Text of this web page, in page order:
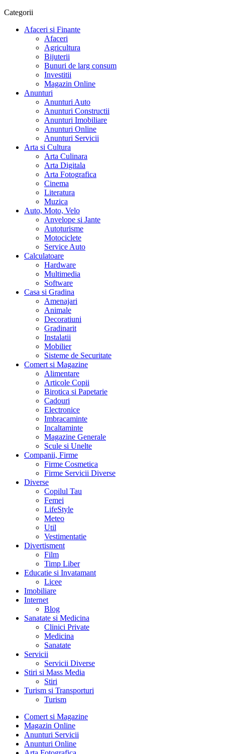
Categorii
Afaceri si Finante
Afaceri
Agricultura
Bijuterii
Bunuri de larg consum
Investitii
Magazin Online
Anunturi
Anunturi Auto
Anunturi Constructii
Anunturi Imobiliare
Anunturi Online
Anunturi Servicii
Arta si Cultura
Arta Culinara
Arta Digitala
Arta Fotografica
Cinema
Literatura
Muzica
Auto, Moto, Velo
Anvelope si Jante
Autoturisme
Motociclete
Service Auto
Calculatoare
Hardware
Multimedia
Software
Casa si Gradina
Amenajari
Animale
Decoratiuni
Gradinarit
Instalatii
Mobilier
Sisteme de Securitate
Comert si Magazine
Alimentare
Articole Copii
Birotica si Papetarie
Cadouri
Electronice
Imbracaminte
Incaltaminte
Magazine Generale
Scule si Unelte
Companii, Firme
Firme Cosmetica
Firme Servicii Diverse
Diverse
Copilul Tau
Femei
LifeStyle
Meteo
Util
Vestimentatie
Divertisment
Film
Timp Liber
Educatie si Invatamant
Licee
Imobiliare
Internet
Blog
Sanatate si Medicina
Clinici Private
Medicina
Sanatate
Servicii
Servicii Diverse
Stiri si Mass Media
Stiri
Turism si Transporturi
Turism
Comert si Magazine
Magazin Online
Anunturi Servicii
Anunturi Online